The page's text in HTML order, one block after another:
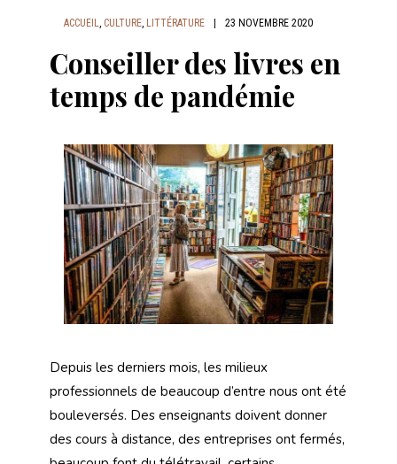
ACCUEIL, CULTURE, LITTÉRATURE 23 NOVEMBRE 2020
Conseiller des livres en
temps de pandémie
Depuis les derniers mois, les milieux
professionnels de beaucoup d’entre nous ont été
bouleversés. Des enseignants doivent donner
des cours à distance, des entreprises ont fermés,